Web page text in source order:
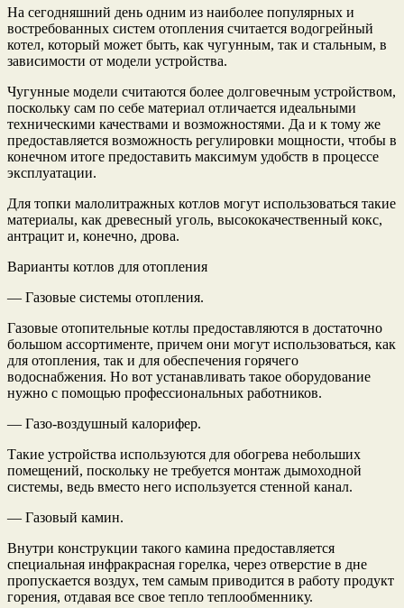
На сегодняшний день одним из наиболее популярных и
востребованных систем отопления считается водогрейный
котел, который может быть, как чугунным, так и стальным, в
зависимости от модели устройства.
Чугунные модели считаются более долговечным устройством,
поскольку сам по себе материал отличается идеальными
техническими качествами и возможностями. Да и к тому же
предоставляется возможность регулировки мощности, чтобы в
конечном итоге предоставить максимум удобств в процессе
эксплуатации.
Для топки малолитражных котлов могут использоваться такие
материалы, как древесный уголь, высококачественный кокс,
антрацит и, конечно, дрова.
Варианты котлов для отопления
— Газовые системы отопления.
Газовые отопительные котлы предоставляются в достаточно
большом ассортименте, причем они могут использоваться, как
для отопления, так и для обеспечения горячего
водоснабжения. Но вот устанавливать такое оборудование
нужно с помощью профессиональных работников.
— Газо-воздушный калорифер.
Такие устройства используются для обогрева небольших
помещений, поскольку не требуется монтаж дымоходной
системы, ведь вместо него используется стенной канал.
— Газовый камин.
Внутри конструкции такого камина предоставляется
специальная инфракрасная горелка, через отверстие в дне
пропускается воздух, тем самым приводится в работу продукт
горения, отдавая все свое тепло теплообменнику.